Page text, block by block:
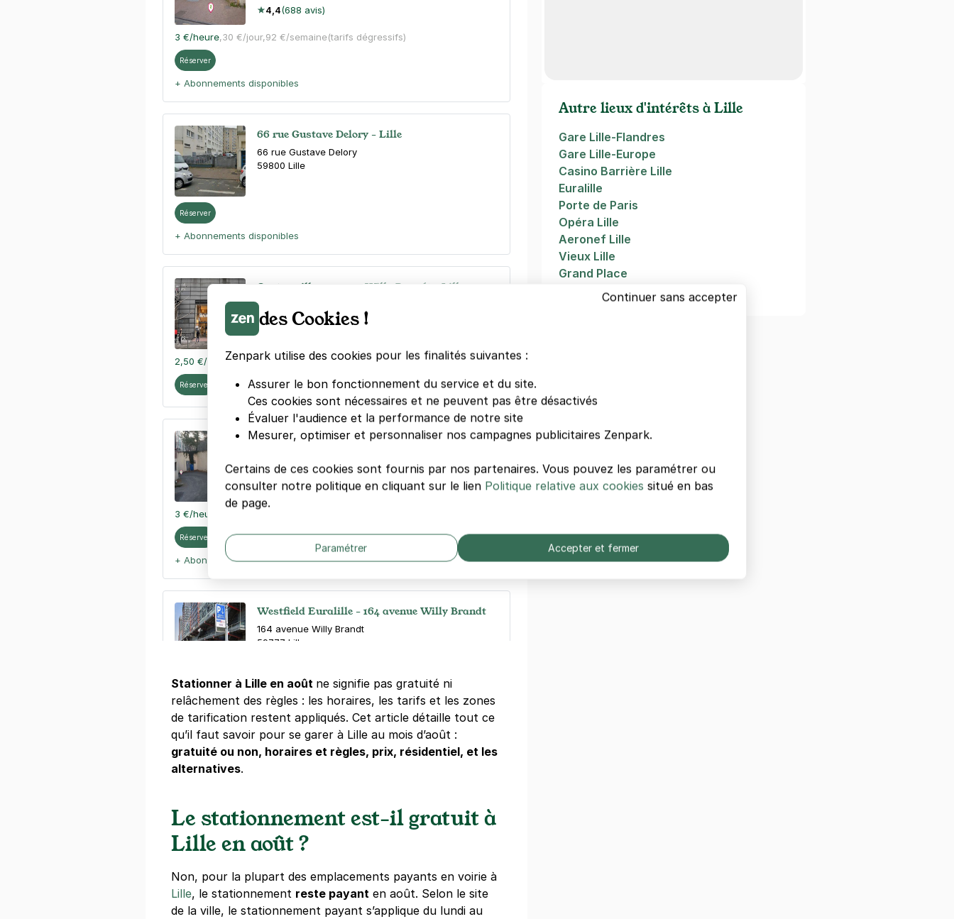
4,4(688 avis)
3 €/heure,30 €/jour,92 €/semaine(tarifs dégressifs)
Réserver
+ Abonnements disponibles
66 rue Gustave Delory - Lille
66 rue Gustave Delory
59800 Lille
Réserver
+ Abonnements disponibles
Centre-ville - avenue Willy Brandt - Lille
83 avenue Willy Brandt
59000 Lille
2,50 €/heure,26 €/jour,99 €/semaine(tarifs dégressifs)
Réserver
Lille - Gare de Lille Flandres - Tournai
59800 Lille
4,3 (859 avis)
3 €/heure 29 €/jour,
Réserver
+ Abonnements disponibles
Westfield Euralille - 164 avenue Willy Brandt
164 avenue Willy Brandt
59777 Lille
Réserver
+ Abonnements disponibles
17 €/jour, 72 €/semaine(tarifs dégressifs)
+ Abonnements disponibles
Stationner à Lille en août ne signifie pas gratuité ni
relâchement des règles : les horaires, les tarifs et les zones
de tarification restent appliqués. Cet article détaille tout ce
qu’il faut savoir pour se garer à Lille au mois d’août :
gratuité ou non, horaires et règles, prix, résidentiel, et les
alternatives.
Le stationnement est-il gratuit à
Lille en août ?
Non, pour la plupart des emplacements payants en voirie à
Lille, le stationnement reste payant en août. Selon le site
de la ville, le stationnement payant s’applique du lundi au
Autre lieux d'intérêts à Lille
Gare Lille-Flandres
Gare Lille-Europe
Casino Barrière Lille
Euralille
Porte de Paris
Opéra Lille
Aeronef Lille
Vieux Lille
Grand Place
Grand Place Lille
Continuer sans accepter
des Cookies !
Zenpark utilise des cookies pour les finalités suivantes :
Assurer le bon fonctionnement du service et du site.
Ces cookies sont nécessaires et ne peuvent pas être désactivés
Évaluer l'audience et la performance de notre site
Mesurer, optimiser et personnaliser nos campagnes publicitaires Zenpark.
Certains de ces cookies sont fournis par nos partenaires. Vous pouvez les paramétrer ou
consulter notre politique en cliquant sur le lien Politique relative aux cookies situé en bas
de page.
Paramétrer Accepter et fermer